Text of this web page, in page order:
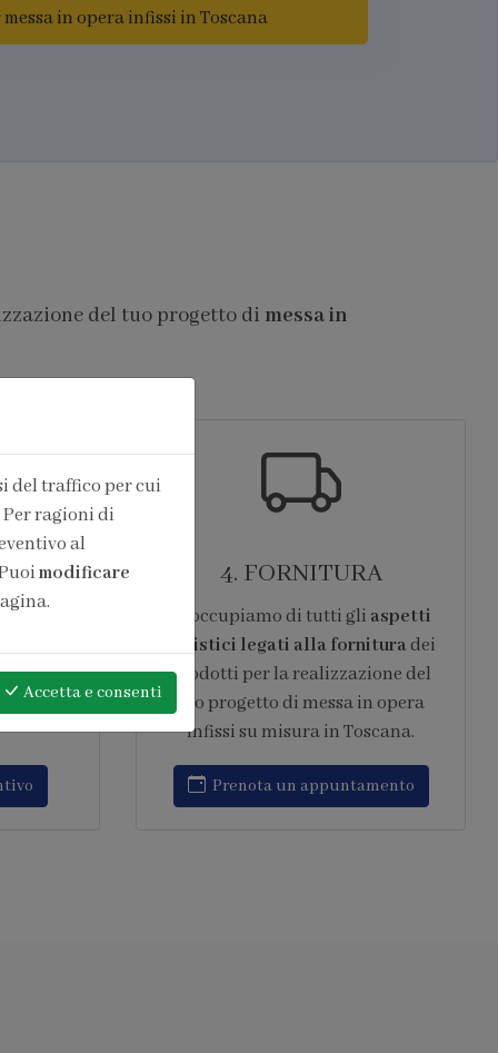
in opera infissi in Toscana
del tuo progetto di messa in
di
del
in opera
IFT
6. ASSISTENZA
Garantiamoassistenza post
vendita continuativa,
intervenendo rapidamente su ogni
tipo di problematica relativa al
progetto di messa in opera infissi
su misura in Toscana.
del traffico per cui
ragioni di
al
modificare
Accettae consenti